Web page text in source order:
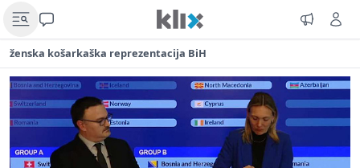
ženska košarkaška reprezentacija BiH